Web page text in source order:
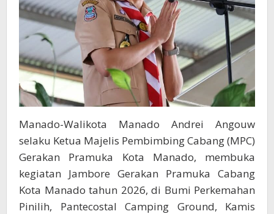
Manado-Walikota Manado Andrei Angouw
selaku Ketua Majelis Pembimbing Cabang (MPC)
Gerakan Pramuka Kota Manado, membuka
kegiatan Jambore Gerakan Pramuka Cabang
Kota Manado tahun 2026, di Bumi Perkemahan
Pinilih, Pantecostal Camping Ground, Kamis